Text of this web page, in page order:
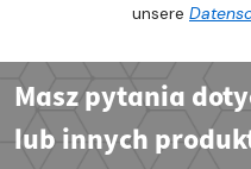
unsere
Masz pytania
lub innych